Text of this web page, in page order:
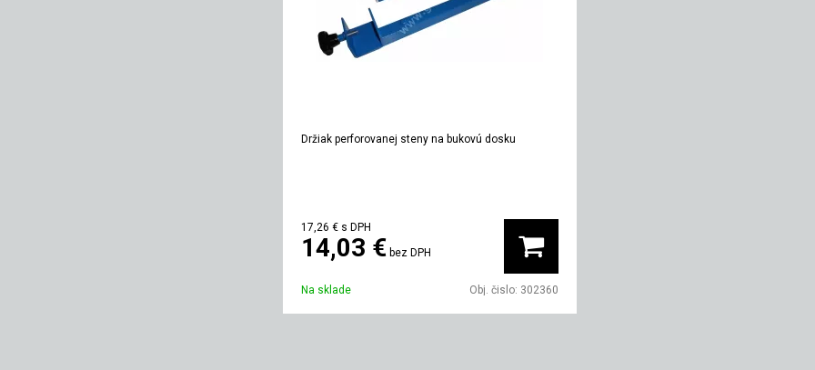
Držiak perforovanej steny na bukovú dosku
17,26 € s DPH
14,03 € bez DPH
Na sklade Obj. čislo: 302360